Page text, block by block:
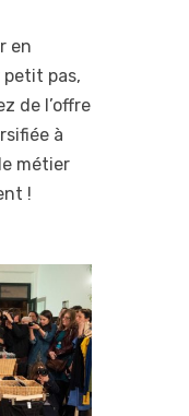
en
petit pas,
de l’offre
à
métier
!